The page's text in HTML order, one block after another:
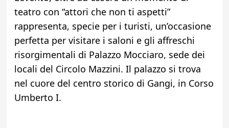
teatro con “attori che non ti aspetti”
rappresenta, specie per i turisti, un’occasione
perfetta per visitare i saloni e gli affreschi
risorgimentali di Palazzo Mocciaro, sede dei
locali del Circolo Mazzini. Il palazzo si trova
nel cuore del centro storico di Gangi, in Corso
Umberto I.